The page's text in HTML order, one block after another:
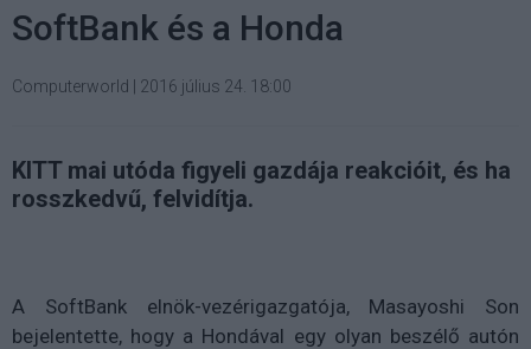
SoftBank és a Honda
Computerworld 2016 július 24. 18:00
KITT mai utóda figyeli gazdája reakcióit, és ha
rosszkedvű, felvidítja.
A SoftBank elnök-vezérigazgatója, Masayoshi Son
bejelentette, hogy a Hondával egy olyan beszélő autón